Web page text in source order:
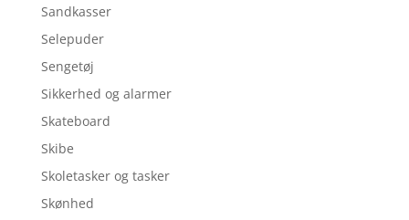
Sandkasser
Selepuder
Sengetøj
Sikkerhed og alarmer
Skateboard
Skibe
Skoletasker og tasker
Skønhed